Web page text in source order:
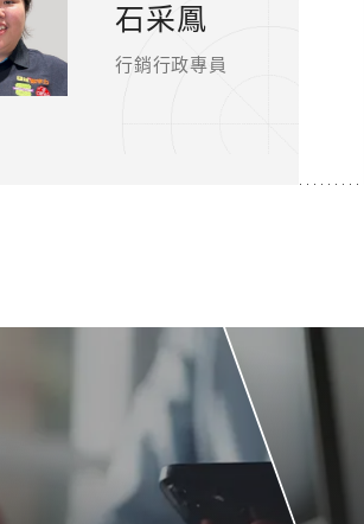
石采鳳
行銷行政專員